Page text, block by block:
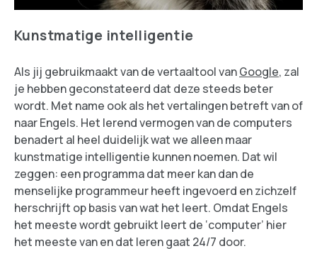
Kunstmatige intelligentie
Als jij gebruikmaakt van de vertaaltool vanGoogle, zal
je hebben geconstateerd dat deze steeds beter
wordt. Met name ook als het vertalingen betreft van of
naar Engels. Het lerend vermogen van de computers
benadert al heel duidelijk wat we alleen maar
kunstmatige intelligentie kunnen noemen. Dat wil
zeggen: een programma dat meer kan dan de
menselijke programmeur heeft ingevoerd en zichzelf
herschrijft op basis van wat het leert. Omdat Engels
het meeste wordt gebruikt leert de ‘computer’ hier
het meeste van en dat leren gaat 24/7 door.